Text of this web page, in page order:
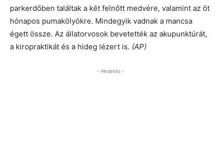
parkerdőben találtak a két felnőtt medvére, valamint az öt
hónapos pumakölyökre. Mindegyik vadnak a mancsa
égett össze. Az állatorvosok bevetették az akupunktúrát,
a kiropraktikát és a hideg lézert is. (AP)
- Hirdetés -